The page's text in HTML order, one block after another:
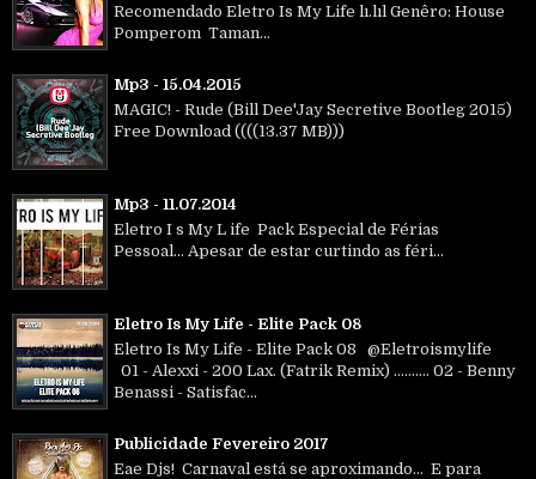
Recomendado Eletro Is My Life lı.lıl Genêro: House
Pomperom Taman...
Mp3 - 15.04.2015
MAGIC! - Rude (Bill Dee'Jay Secretive Bootleg 2015)
Free Download ((((13.37 MB)))
Mp3 - 11.07.2014
Eletro I s My L ife Pack Especial de Férias
Pessoal... Apesar de estar curtindo as féri...
Eletro Is My Life - Elite Pack 08
Eletro Is My Life - Elite Pack 08 @Eletroismylife
01 - Alexxi - 200 Lax. (Fatrik Remix) .......... 02 - Benny
Benassi - Satisfac...
Publicidade Fevereiro 2017
Eae Djs! Carnaval está se aproximando... E para